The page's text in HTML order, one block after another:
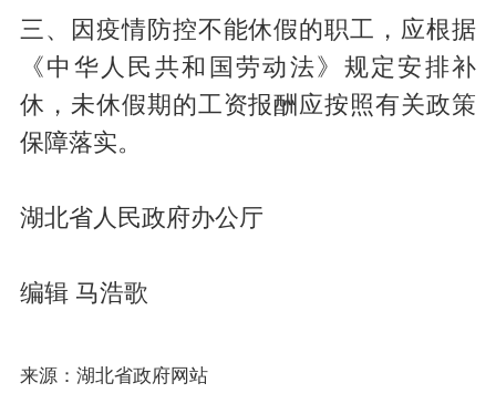
三、因疫情防控不能休假的职工，应根据
《中华人民共和国劳动法》规定安排补
休，未休假期的工资报酬应按照有关政策
保障落实。
湖北省人民政府办公厅
编辑 马浩歌
来源：湖北省政府网站